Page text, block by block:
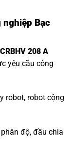
Bạc
208 A
yêu cầu công
robot, robot cộng
độ, đầu chia